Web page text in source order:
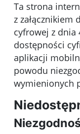
Ta strona
z załącznikiem
cyfrowej z dnia
dostępności
aplikacji
powodu
wymienionych